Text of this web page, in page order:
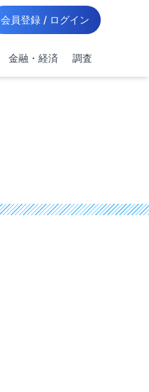
会員登録 / ログイン
金融・経済 調査